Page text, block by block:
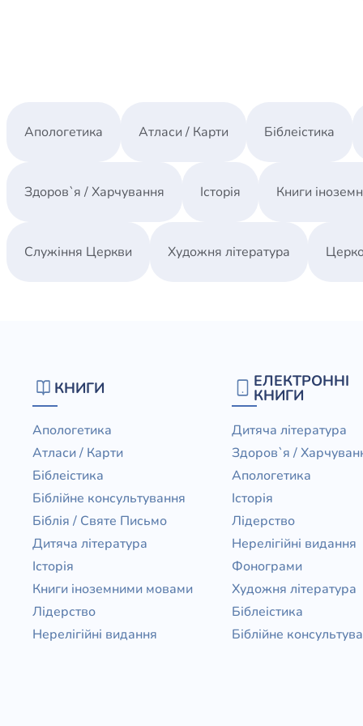
Апологетика Атласи / Карти Біблеістика
Здоров`я / Харчування Історія Книги
Служіння Церкви Художня література
КНИГИ
Апологетика
Атласи / Карти
Біблеістика
Біблійне консультування
Біблія / Святе Письмо
Дитяча література
Історія
Книги іноземними мовами
Лідерство
Нерелігійні видання
ЕЛЕКТРОННІ
КНИГИ
Дитяча література
Здоров`я /
Апологетика
Історія
Лідерство
Нерелігійні видання
Фонограми
Художня література
Біблеістика
Біблійне